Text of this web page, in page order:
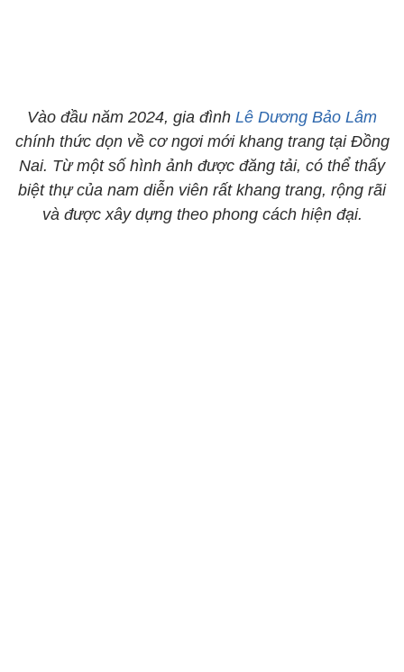
Vào đầu năm 2024, gia đình Lê Dương Bảo Lâm
chính thức dọn về cơ ngơi mới khang trang tại Đồng
Nai. Từ một số hình ảnh được đăng tải, có thể thấy
biệt thự của nam diễn viên rất khang trang, rộng rãi
và được xây dựng theo phong cách hiện đại.